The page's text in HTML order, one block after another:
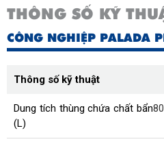
THÔNG SỐ KỸ
CÔNG NGHIỆP PALADA
Thông số kỹ thuật
Dung tích thùng chứa chất bẩn
(L)
80